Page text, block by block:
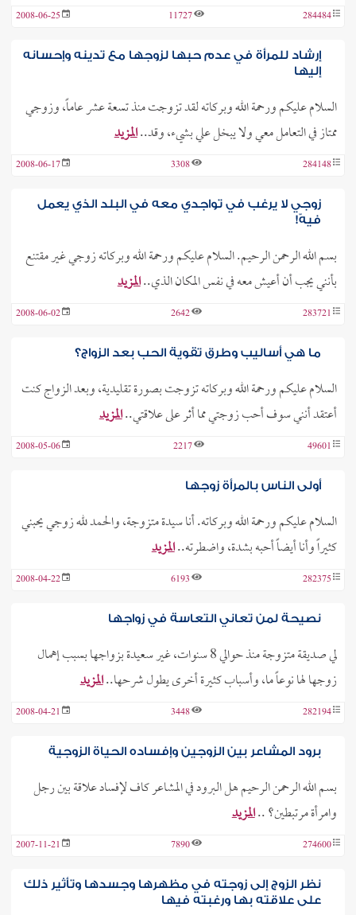
284484
11727
2008-06-25
إرشاد للمرأة في عدم حبها لزوجها مع تدينه وإحسانه
إليها
السلام عليكم ورحمة الله وبركاته لقد تزوجت منذ تسعة عشر عاماً، وزوجي
ممتاز في التعامل معي ولا يبخل علي بشيء، وقد..المزيد
284148
3308
2008-06-17
زوجي لا يرغب في تواجدي معه في البلد الذي يعمل
فيهّ!
بسم الله الرحمن الرحيم. السلام عليكم ورحمة الله وبركاته زوجي غير مقتنع
بأنني يجب أن أعيش معه في نفس المكان الذي..المزيد
283721
2642
2008-06-02
ما هي أساليب وطرق تقوية الحب بعد الزواج؟
السلام عليكم ورحمة الله وبركاته تزوجت بصورة تقليدية، وبعد الزواج كنت
أعتقد أنني سوف أحب زوجتي مما أثر على علاقتي..المزيد
49601
2217
2008-05-06
أولى الناس بالمرأة زوجها
السلام عليكم ورحمة الله وبركاته. أنا سيدة متزوجة، والحمد لله زوجي يحبني
كثيراً وأنا أيضاً أحبه بشدة، واضطرته..المزيد
282375
6193
2008-04-22
نصيحة لمن تعاني التعاسة في زواجها
لي صديقة متزوجة منذ حوالي 8 سنوات، غير سعيدة بزواجها بسبب إهمال
زوجها لها نوعاً ما، وأسباب كثيرة أخرى يطول شرحها..المزيد
282194
3448
2008-04-21
برود المشاعر بين الزوجين وإفساده الحياة الزوجية
بسم الله الرحمن الرحيم هل البرود في المشاعر كاف لإفساد علاقة بين رجل
وامرأة مرتبطين؟ ..المزيد
274600
7890
2007-11-21
نظر الزوج إلى زوجته في مظهرها وجسدها وتأثير ذلك
على علاقته بها ورغبته فيها